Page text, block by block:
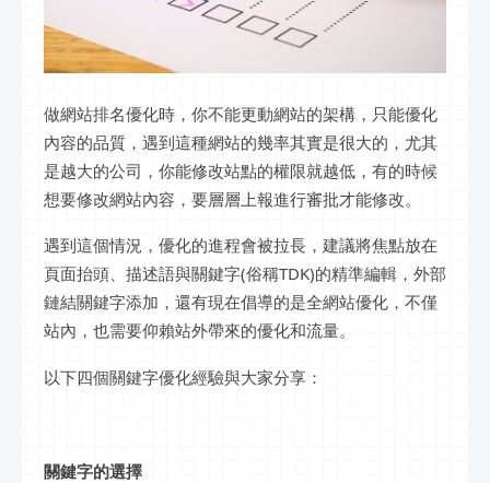
做網站排名優化時，你不能更動網站的架構，只能優化
內容的品質，遇到這種網站的幾率其實是很大的，尤其
是越大的公司，你能修改站點的權限就越低，有的時候
想要修改網站內容，要層層上報進行審批才能修改。
遇到這個情況，優化的進程會被拉長，建議將焦點放在
頁面抬頭、描述語與關鍵字(俗稱TDK)的精準編輯，外部
鏈結關鍵字添加，還有現在倡導的是全網站優化，不僅
站內，也需要仰賴站外帶來的優化和流量。
以下四個關鍵字優化經驗與大家分享：
關鍵字的選擇